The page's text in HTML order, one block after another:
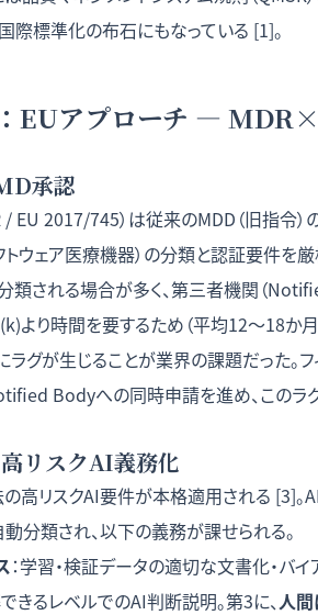
際標準化の布石にもなっている [1]。
EUアプローチ —
承認
EU 2017/745）は従来のMDD（旧指令
トウェア医療機器）の分類と認証要件
類される場合が多く、第三者機関（
より時間を要するため（平均12〜18か
グが生じることが業界の課題だった。フ
Bodyへの同時申請を進め、このラグ
リスクAI義務化
高リスクAI要件が本格適用される [3]。
動分類され、以下の義務が課せられる。
：学習・検証データの適切な文書化・バイ
るレベルでのAI判断説明。第3に、人間